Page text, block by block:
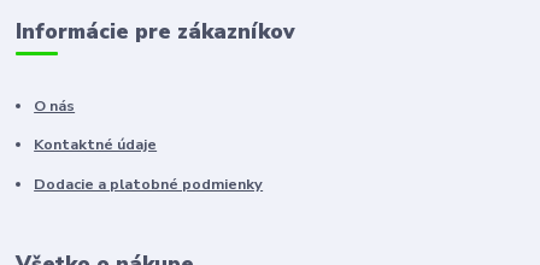
Informácie pre zákazníkov
O nás
Kontaktné údaje
Dodacie a platobné podmienky